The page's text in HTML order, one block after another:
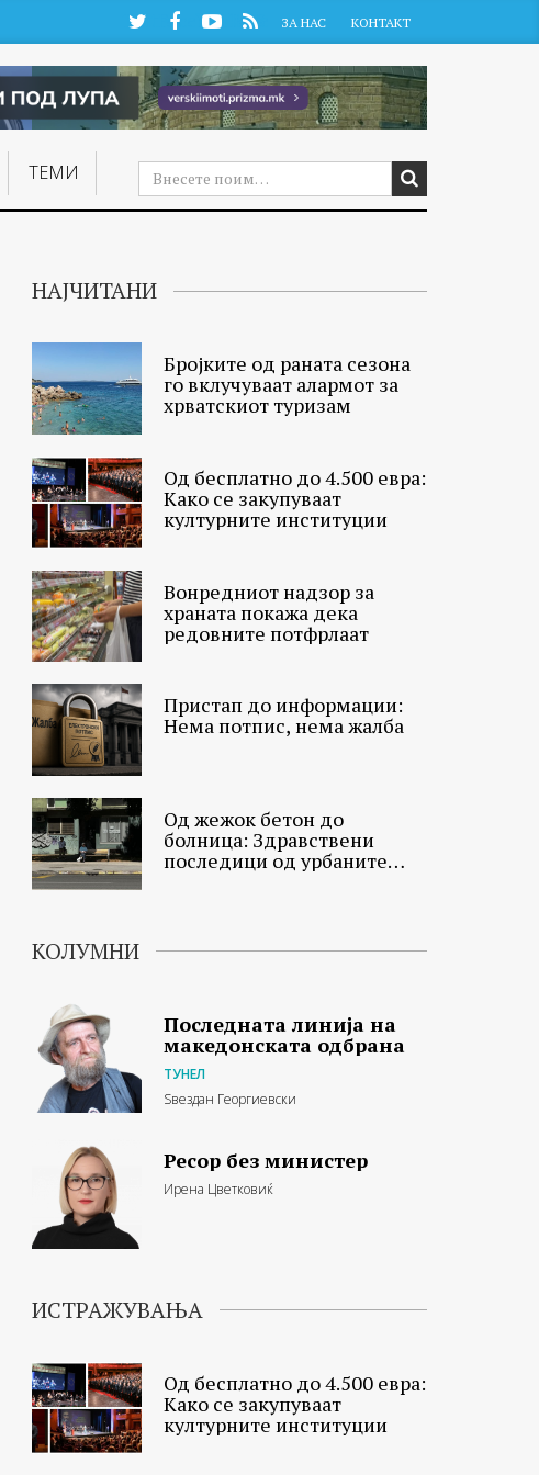
TwitterFacebookYouTube
RSS ЗА НАС КОНТАКТ
ТЕМИ
НАЈЧИТАНИ
Бројките од раната сезона
го вклучуваат алармот за
хрватскиот туризам
Од бесплатно до 4.500 евра:
Како се закупуваат
културните институции
Вонредниот надзор за
храната покажа дека
редовните потфрлаат
Пристап до информации:
Нема потпис, нема жалба
Од жежок бетон до
болница: Здравствени
последици од урбаните
КОЛУМНИ
Последната линија на
македонската одбрана
ТУНЕЛ
Ѕвездан Георгиевски
Ресор без министер
Ирена Цветковиќ
ИСТРАЖУВАЊА
Од бесплатно до 4.500 евра:
Како се закупуваат
културните институции